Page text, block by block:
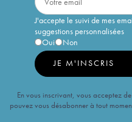
J'accepte le suivi de mes
suggestions personnalisées
Oui
Non
JE M'INSCRIS
En vous inscrivant, vous acceptez
pouvez vous désabonner à tout